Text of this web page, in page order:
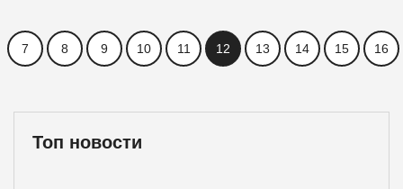
7 8 9 10 11 12 13 14 15 16
Топ новости